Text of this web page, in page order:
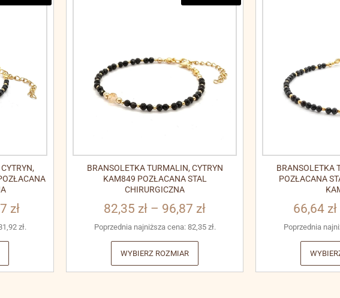
zł
zł.
BRANSOLETKA TURMALIN, CYTRYN
KAM849 POZŁACANA STAL
CHIRURGICZNA
82,35 zł – 96,87 zł
Poprzednia najniższa cena: 82,35 zł.
WYBIERZ ROZMIAR
BRANSOLETKA
POZŁACANA
66,64 zł
Poprzednia